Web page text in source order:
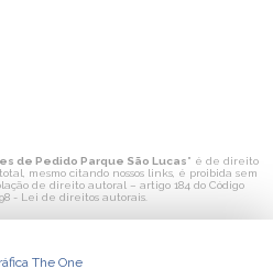
de Pedido Parque São Lucas" é de direito
mesmo citando nossos links, é proibida sem
de direito autoral – artigo 184 do Código
- Lei de direitos autorais.